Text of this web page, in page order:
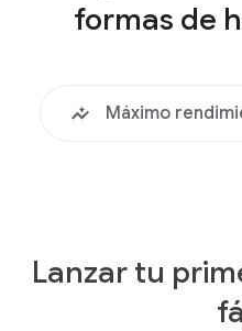
formas de
Máximo
Lanzar tu